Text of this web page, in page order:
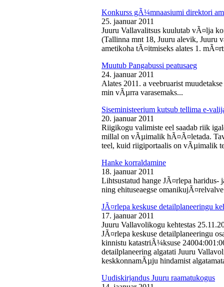
Konkurss gÃ¼mnaasiumi direktori
25. jaanuar 2011
Juuru Vallavalitsus kuulutab vÃ¤lja
(Tallinna mnt 18, Juuru alevik, Juuru
ametikoha tÃ¤itmiseks alates 1.
Muutub Pangabussi peatusaeg
24. jaanuar 2011
Alates 2011. a veebruarist
min vÃµrra varasemaks...
Siseministeerium kutsub tellima e-
20. jaanuar 2011
Riigikogu valimiste eel saadab riik
millal on vÃµimalik hÃ¤Ã¤letada.
teel, kuid riigiportaalis on vÃµimalik
Hanke korraldamine
18. jaanuar 2011
Lihtsustatud hange JÃ¤rlepa
ning ehituseaegse
JÃ¤rlepa keskuse detailplaneeringu
17. jaanuar 2011
Juuru Vallavolikogu kehtestas
JÃ¤rlepa keskuse detailplaneeringu
kinnistu katastriÃ¼ksuse
detailplaneering algatati Juuru
keskkonnamÃµju hindamist
Uudiskirjandus Juuru raamatukogus